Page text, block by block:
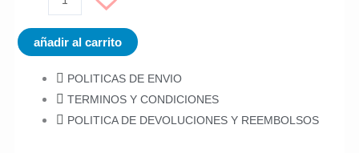
HELICON
Go
Guitar
cantidad
añadir al carrito
POLITICAS DE ENVIO
TERMINOS Y CONDICIONES
POLITICA DE DEVOLUCIONES Y REEMBOLSOS